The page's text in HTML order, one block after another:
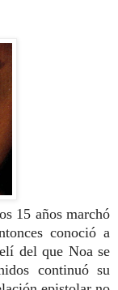
15 años marchó
conoció a
del que Noa se
continuó su